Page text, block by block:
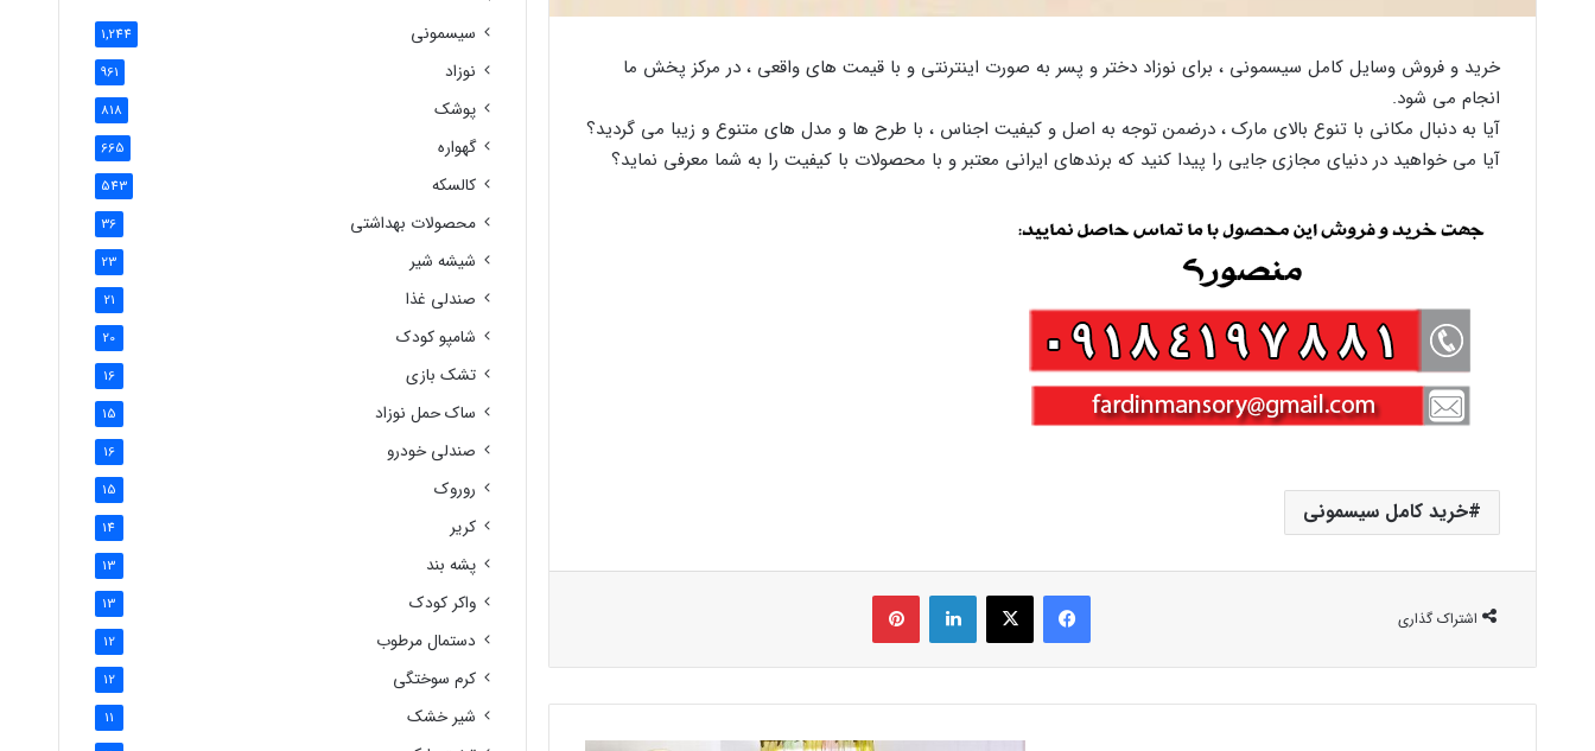
خرید و فروش وسایل کامل سیسمونی ، برای نوزاد دختر و پسر به صورت اینترنتی و با قیمت های واقعی ، در مرکز پخش ما
انجام می شود.
آیا به دنبال مکانی با تنوع بالای مارک ، درضمن توجه به اصل و کیفیت اجناس ، با طرح ها و مدل های متنوع و زیبا می گردید؟
آیا می خواهید در دنیای مجازی جایی را پیدا کنید که برندهای ایرانی معتبر و با محصولات با کیفیت را به شما معرفی نماید؟
خرید کامل سیسمونی
اشتراک گذاری
فیس بوک X لینکدین ‫پین‌ترست
سیسمونی 1,244
نوزاد 961
پوشک 818
گهواره 665
کالسکه 543
محصولات بهداشتی 36
شیشه شیر 23
صندلی غذا 21
شامپو کودک 20
تشک بازی 16
ساک حمل نوزاد 15
صندلی خودرو 16
روروک 15
کریر 14
پشه بند 13
واکر کودک 13
دستمال مرطوب 12
کرم سوختگی 12
شیر خشک 11